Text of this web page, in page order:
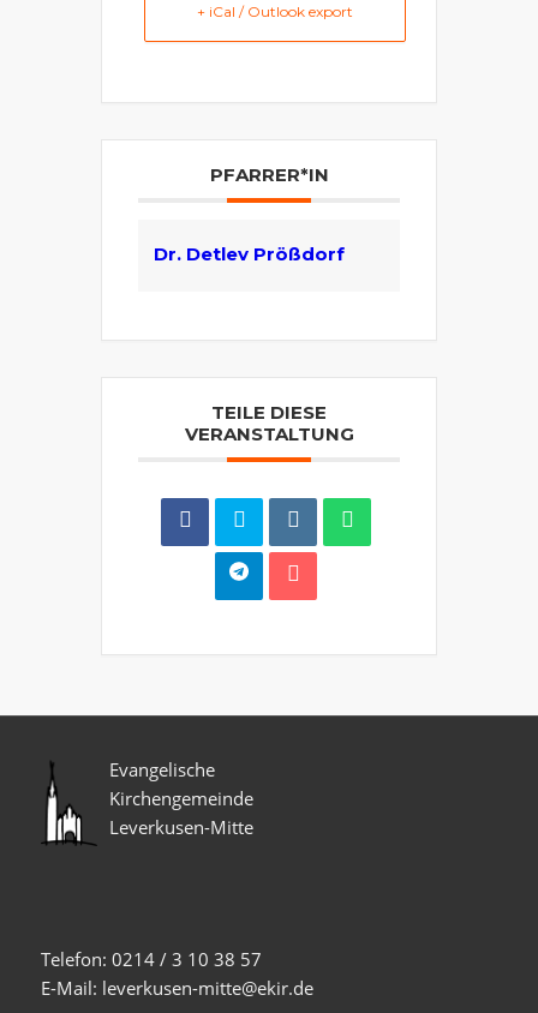
+ iCal / Outlook export
PFARRER*IN
Dr. Detlev Prößdorf
TEILE DIESE
VERANSTALTUNG
Evangelische
Kirchengemeinde
Leverkusen-Mitte
Telefon: 0214 / 3 10 38 57
E-Mail: leverkusen-mitte@ekir.de